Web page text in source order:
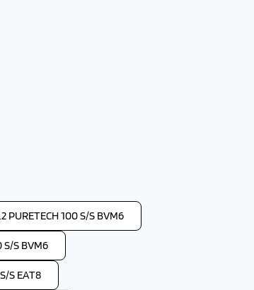
PURETECH 100 S/S BVM6
S/S BVM6
S EAT8